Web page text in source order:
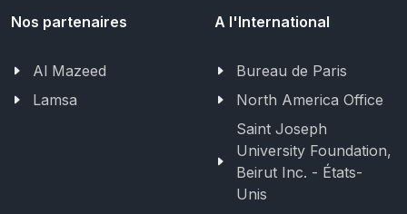
Nos partenaires
Al Mazeed
Lamsa
A l'International
Bureau de Paris
North America Office
Saint Joseph
University Foundation,
Beirut Inc. - États-
Unis